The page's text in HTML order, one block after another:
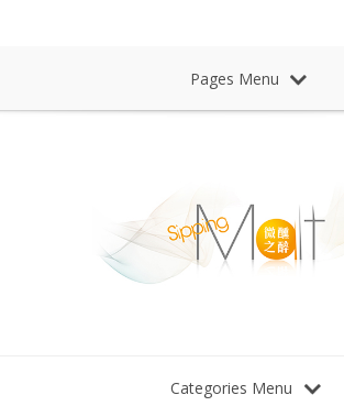
Pages Menu
Categories Menu